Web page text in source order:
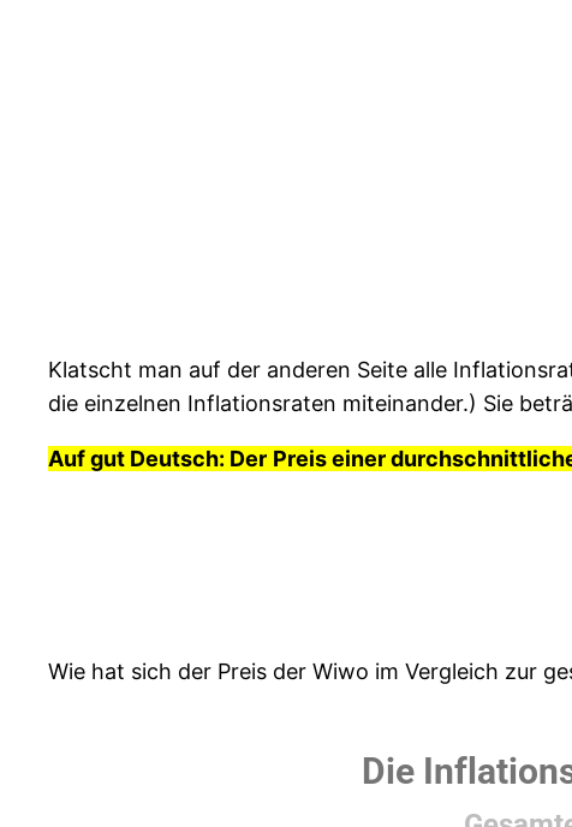
Klatscht man auf der anderen Seite alle
die einzelnen Inflationsraten miteinander.) Sie
Auf gut Deutsch: Der Preis einer
Wie hat sich der Preis der Wiwo im Vergleich zur